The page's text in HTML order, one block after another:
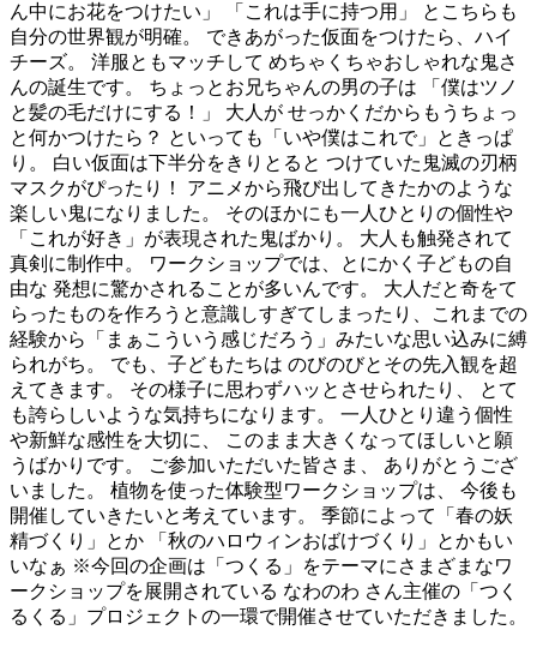
ん中にお花をつけたい」 「これは手に持つ用」 とこちらも
自分の世界観が明確。 できあがった仮面をつけたら、ハイ
チーズ。 洋服ともマッチして めちゃくちゃおしゃれな鬼さ
んの誕生です。 ちょっとお兄ちゃんの男の子は 「僕はツノ
と髪の毛だけにする！」 大人が せっかくだからもうちょっ
と何かつけたら？ といっても「いや僕はこれで」ときっぱ
り。 白い仮面は下半分をきりとると つけていた鬼滅の刃柄
マスクがぴったり！ アニメから飛び出してきたかのような
楽しい鬼になりました。 そのほかにも一人ひとりの個性や
「これが好き」が表現された鬼ばかり。 大人も触発されて
真剣に制作中。 ワークショップでは、とにかく子どもの自
由な 発想に驚かされることが多いんです。 大人だと奇をて
らったものを作ろうと意識しすぎてしまったり、これまでの
経験から「まぁこういう感じだろう」みたいな思い込みに縛
られがち。 でも、子どもたちは のびのびとその先入観を超
えてきます。 その様子に思わずハッとさせられたり、 とて
も誇らしいような気持ちになります。 一人ひとり違う個性
や新鮮な感性を大切に、 このまま大きくなってほしいと願
うばかりです。 ご参加いただいた皆さま、 ありがとうござ
いました。 植物を使った体験型ワークショップは、 今後も
開催していきたいと考えています。 季節によって「春の妖
精づくり」とか 「秋のハロウィンおばけづくり」とかもい
いなぁ ※今回の企画は「つくる」をテーマにさまざまなワ
ークショップを展開されている なわのわ さん主催の「つく
るくる」プロジェクトの一環で開催させていただきました。